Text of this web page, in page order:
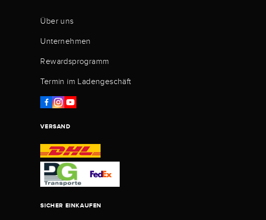
Über uns
Unternehmen
Rewardsprogramm
Termin im Ladengeschäft
VERSAND
SICHER EINKAUFEN